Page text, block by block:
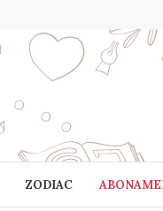
ZODIAC